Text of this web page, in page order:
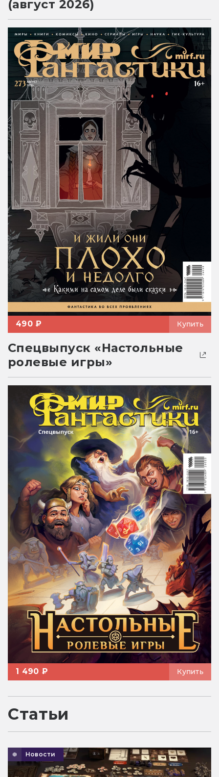
(август 2026)
490 ₽ Купить
Спецвыпуск «Настольные
ролевые игры»
1 490 ₽ Купить
Статьи
Новости